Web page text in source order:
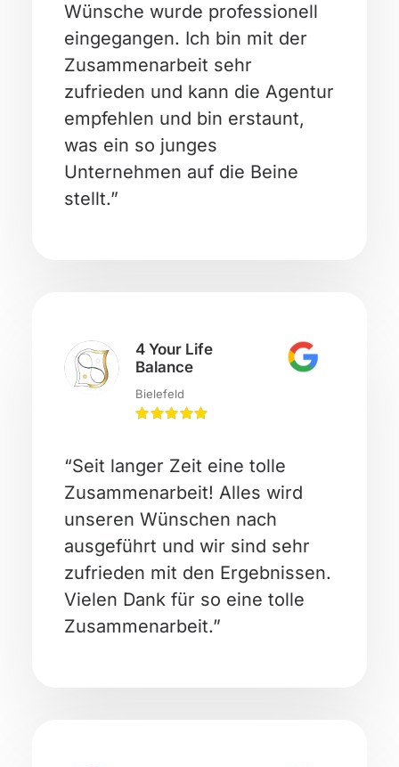
Wünsche wurde professionell
eingegangen. Ich bin mit der
Zusammenarbeit sehr
zufrieden und kann die Agentur
empfehlen und bin erstaunt,
was ein so junges
Unternehmen auf die Beine
stellt.”
4 Your Life
Balance
Bielefeld
“Seit langer Zeit eine tolle
Zusammenarbeit! Alles wird
unseren Wünschen nach
ausgeführt und wir sind sehr
zufrieden mit den Ergebnissen.
Vielen Dank für so eine tolle
Zusammenarbeit.”